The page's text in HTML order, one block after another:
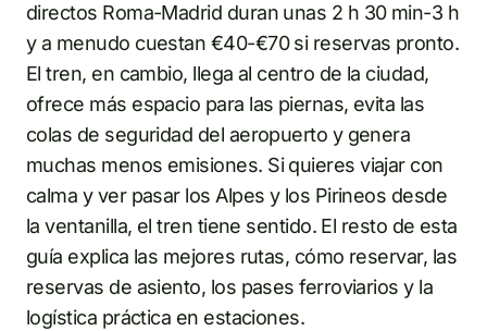
directos Roma-Madrid duran unas 2 h 30 min-3 h
y a menudo cuestan €40-€70 si reservas pronto.
El tren, en cambio, llega al centro de la ciudad,
ofrece más espacio para las piernas, evita las
colas de seguridad del aeropuerto y genera
muchas menos emisiones. Si quieres viajar con
calma y ver pasar los Alpes y los Pirineos desde
la ventanilla, el tren tiene sentido. El resto de esta
guía explica las mejores rutas, cómo reservar, las
reservas de asiento, los pases ferroviarios y la
logística práctica en estaciones.